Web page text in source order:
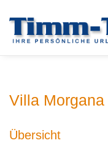
Villa Morgana
Übersicht